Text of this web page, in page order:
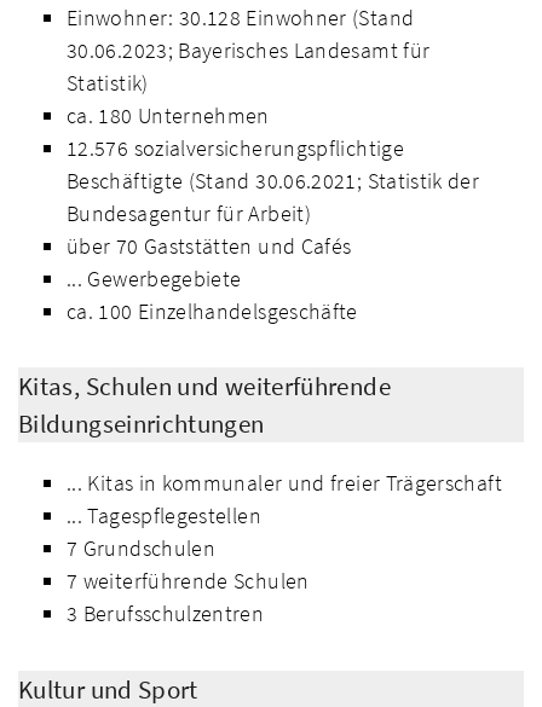
Einwohner: 30.128 Einwohner (Stand
30.06.2023; Bayerisches Landesamt für
Statistik)
ca. 180 Unternehmen
12.576 sozialversicherungspflichtige
Beschäftigte (Stand 30.06.2021; Statistik der
Bundesagentur für Arbeit)
über 70 Gaststätten und Cafés
... Gewerbegebiete
ca. 100 Einzelhandelsgeschäfte
Kitas, Schulen und weiterführende
Bildungseinrichtungen
... Kitas in kommunaler und freier Trägerschaft
... Tagespflegestellen
7 Grundschulen
7 weiterführende Schulen
3 Berufsschulzentren
Kultur und Sport